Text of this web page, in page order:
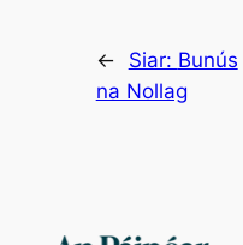
← Siar: Bunús
na Nollag